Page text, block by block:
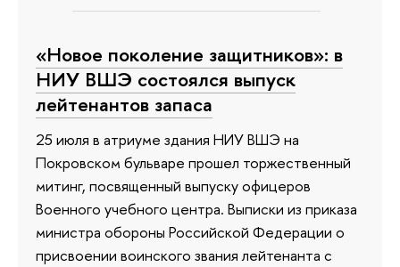
«Новое поколение защитников»: в
НИУ ВШЭ состоялся выпуск
лейтенантов запаса
25 июля в атриуме здания НИУ ВШЭ на
Покровском бульваре прошел торжественный
митинг, посвященный выпуску офицеров
Военного учебного центра. Выписки из приказа
министра обороны Российской Федерации о
присвоении воинского звания лейтенанта с